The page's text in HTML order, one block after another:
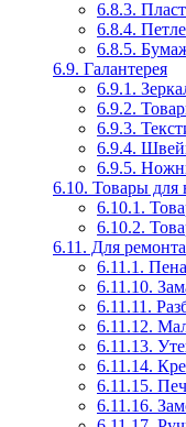
6.8.3.
6.8.4.
6.8.5.
6.9. Галантерея
6.9.1.
6.9.2.
6.9.3.
6.9.4.
6.9.5.
6.10. Товары для
6.10.1.
6.10.2.
6.11. Для
6.11.1.
6.11.10.
6.11.11.
6.11.12.
6.11.13.
6.11.14.
6.11.15.
6.11.16.